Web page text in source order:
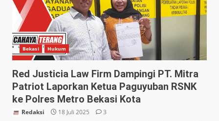
Bekasi Hukum
Red Justicia Law Firm Dampingi PT. Mitra
Patriot Laporkan Ketua Paguyuban RSNK
ke Polres Metro Bekasi Kota
Redaksi 18 Juli 2025 3